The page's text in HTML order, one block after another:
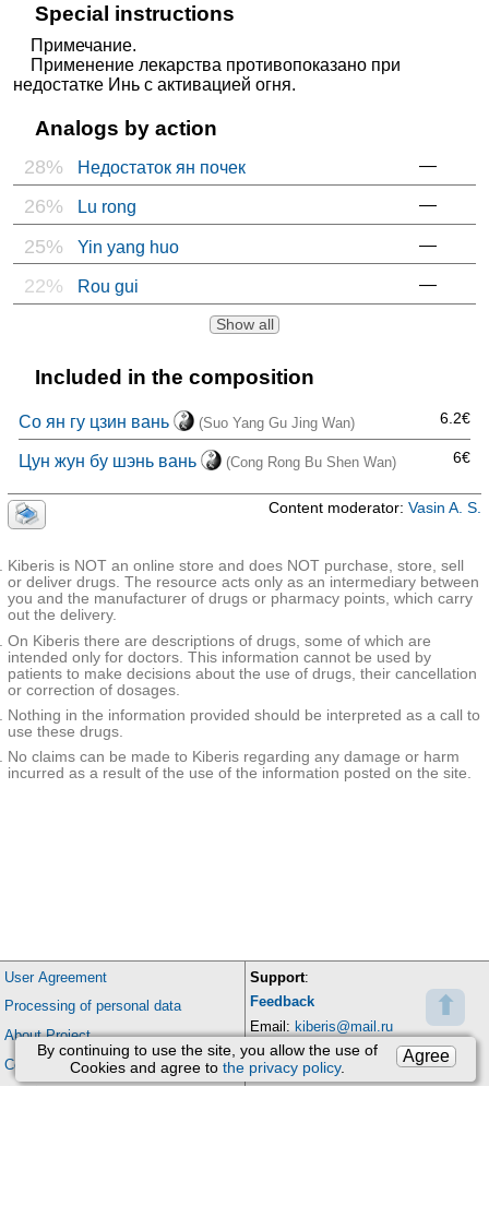
⬆
Agree
By continuing to use the site, you allow the use of
Cookies and agree to the privacy policy.
Special instructions
Примечание.
Применение лекарства противопоказано при
недостатке Инь с активацией огня.
Analogs by action
28% —
Недостаток ян почек
26% —
Lu rong
25% —
Yin yang huo
22% —
Rou gui
Show all
Included in the composition
6.2€
Со ян гу цзин вань (Suo Yang Gu Jing Wan)
6€
Цун жун бу шэнь вань (Cong Rong Bu Shen Wan)
Content moderator:Vasin A. S.
Kiberis is NOT an online store and does NOT purchase, store, sell
or deliver drugs. The resource acts only as an intermediary between
you and the manufacturer of drugs or pharmacy points, which carry
out the delivery.
On Kiberis there are descriptions of drugs, some of which are
intended only for doctors. This information cannot be used by
patients to make decisions about the use of drugs, their cancellation
or correction of dosages.
Nothing in the information provided should be interpreted as a call to
use these drugs.
No claims can be made to Kiberis regarding any damage or harm
incurred as a result of the use of the information posted on the site.
User Agreement
Processing of personal data
About Project
Contacts
Support:
Feedback
Email: kiberis@mail.ru